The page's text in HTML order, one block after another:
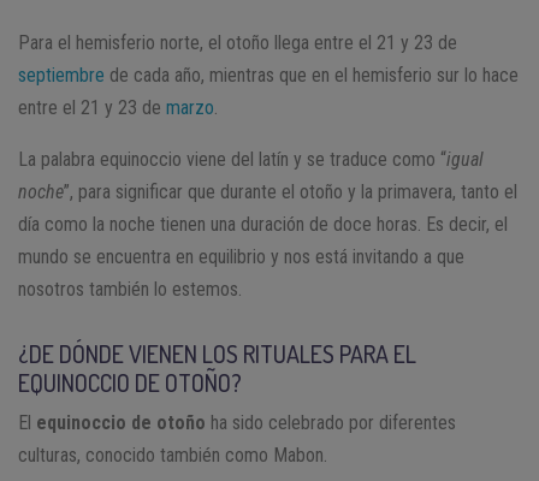
Para el hemisferio norte, el otoño llega entre el 21 y 23 de
septiembre de cada año, mientras que en el hemisferio sur lo hace
entre el 21 y 23 de marzo
La palabra equinoccio viene del latín y se traduce como “igual
noche”, para significar que durante el otoño y la primavera, tanto el
día como la noche tienen una duración de doce horas. Es decir, el
mundo se encuentra en equilibrio y nos está invitando a que
nosotros también lo estemos.
¿DE DÓNDE VIENEN LOS RITUALES PARA EL
EQUINOCCIO DE OTOÑO?
El equinoccio de otoño ha sido celebrado por diferentes
culturas, conocido también como Mabon.